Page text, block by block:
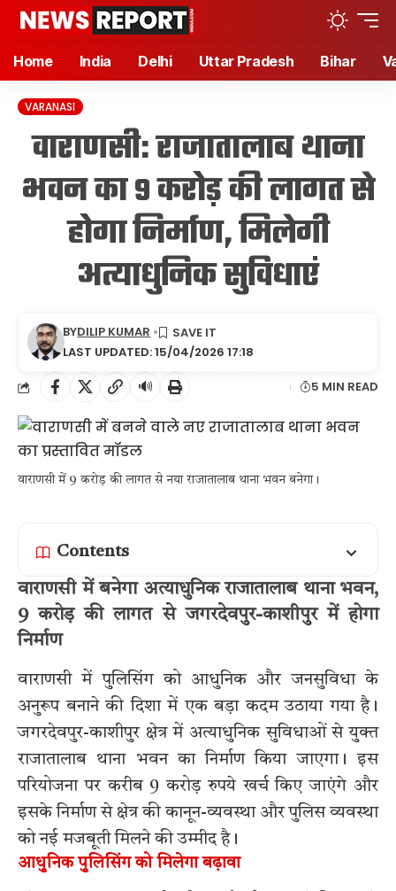
Home India Delhi Uttar Pradesh Bihar
VARANASI
वाराणसी: राजातालाब थाना
भवन का 9 करोड़ की लागत से
होगा निर्माण, मिलेगी
अत्याधुनिक सुविधाएं
LAST UPDATED: 15/04/2026 17:18
BYDILIP KUMAR
🔊 5 MIN READ
वाराणसी में 9 करोड़ की लागत से नया राजातालाब थाना भवन बनेगा।
Contents
वाराणसी में बनेगा अत्याधुनिक राजातालाब थाना भवन,
9 करोड़ की लागत से जगरदेवपुर-काशीपुर में होगा
निर्माण
वाराणसी में पुलिसिंग को आधुनिक और जनसुविधा के
अनुरूप बनाने की दिशा में एक बड़ा कदम उठाया गया है।
जगरदेवपुर-काशीपुर क्षेत्र में अत्याधुनिक सुविधाओं से युक्त
राजातालाब थाना भवन का निर्माण किया जाएगा। इस
परियोजना पर करीब 9 करोड़ रुपये खर्च किए जाएंगे और
इसके निर्माण से क्षेत्र की कानून-व्यवस्था और पुलिस व्यवस्था
को नई मजबूती मिलने की उम्मीद है।
आधुनिक पुलिसिंग को मिलेगा बढ़ावा